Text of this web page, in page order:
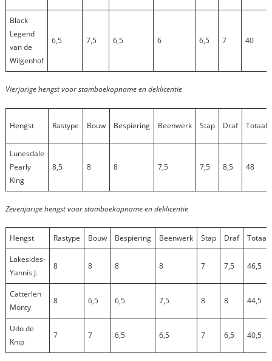
Black
Legend
van de
Wilgenhof
6,5 7,5 6,5 6 6,5 7 40
Vierjarige hengst voor stamboekopname en deklicentie
Hengst Rastype Bouw Bespiering Beenwerk Stap Draf Totaal
Lunesdale
Pearly
King
8,5 8 8 7,5 7,5 8,5 48
Zevenjarige hengst voor stamboekopname en deklicentie
Hengst Rastype Bouw Bespiering Beenwerk Stap Draf Totaal
Lakesides-
Yannis J.
8 8 8 8 7 7,5 46,5
Catterlen
Monty
8 6,5 6,5 7,5 8 8 44,5
Udo de
Knip
7 7 6,5 6,5 7 6,5 40,5